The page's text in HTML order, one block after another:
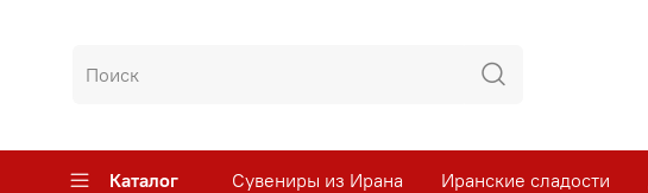
Каталог Сувениры из Ирана Иранские сладости